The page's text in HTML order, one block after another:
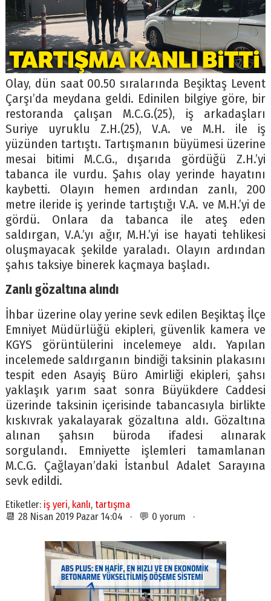
Olay, dün saat 00.50 sıralarında Beşiktaş Levent
Çarşı’da meydana geldi. Edinilen bilgiye göre, bir
restoranda çalışan M.C.G.(25), iş arkadaşları
Suriye uyruklu Z.H.(25), V.A. ve M.H. ile iş
yüzünden tartıştı. Tartışmanın büyümesi üzerine
mesai bitimi M.C.G., dışarıda gördüğü Z.H.’yi
tabanca ile vurdu. Şahıs olay yerinde hayatını
kaybetti. Olayın hemen ardından zanlı, 200
metre ileride iş yerinde tartıştığı V.A. ve M.H.’yi de
gördü. Onlara da tabanca ile ateş eden
saldırgan, V.A.’yı ağır, M.H.’yi ise hayati tehlikesi
oluşmayacak şekilde yaraladı. Olayın ardından
şahıs taksiye binerek kaçmaya başladı.
Zanlı gözaltına alındı
İhbar üzerine olay yerine sevk edilen Beşiktaş İlçe
Emniyet Müdürlüğü ekipleri, güvenlik kamera ve
KGYS görüntülerini incelemeye aldı. Yapılan
incelemede saldırganın bindiği taksinin plakasını
tespit eden Asayiş Büro Amirliği ekipleri, şahsı
yaklaşık yarım saat sonra Büyükdere Caddesi
üzerinde taksinin içerisinde tabancasıyla birlikte
kıskıvrak yakalayarak gözaltına aldı. Gözaltına
alınan şahsın büroda ifadesi alınarak
sorgulandı. Emniyette işlemleri tamamlanan
M.C.G. Çağlayan’daki İstanbul Adalet Sarayına
sevk edildi.
Etiketler: iş yeri, kanlı, tartışma
📆 28 Nisan 2019 Pazar 14:04 · 💬 0 yorum ·